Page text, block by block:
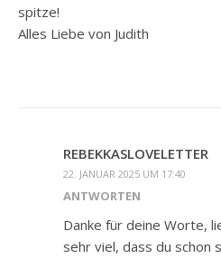
spitze!
Alles Liebe von Judith
REBEKKASLOVELETTER
22. JANUAR 2025 UM 17:40
ANTWORTEN
Danke für deine Worte,
sehr viel, dass du schon